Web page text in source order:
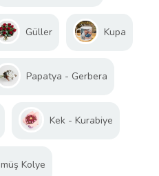
Güller Kupa
Papatya - Gerbera
Kek - Kurabiye
Kolye